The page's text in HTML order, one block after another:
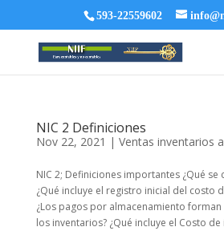
593-22559602
NIC 2 Definiciones
Nov 22, 2021 | Ventas inventarios
NIC 2; Definiciones importantes ¿Qué
¿Qué incluye el registro inicial del costo
¿Los pagos por almacenamiento
los inventarios? ¿Qué incluye el Costo de